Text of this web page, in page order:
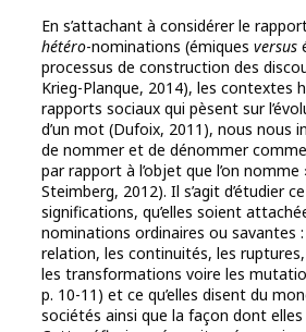
En s’attachant à considérer le
hétéro-nominations (émiques versus
processus de construction des
Krieg-Planque, 2014), les contextes
rapports sociaux qui pèsent sur
d’un mot (Dufoix, 2011), nous nous
de nommer et de dénommer
par rapport à l’objet que l’on nomme
Steimberg, 2012). Il s’agit d’étudier
significations, qu’elles soient
nominations ordinaires ou savantes
relation, les continuités, les
les transformations voire les
p. 10-11) et ce qu’elles disent du
sociétés ainsi que la façon dont